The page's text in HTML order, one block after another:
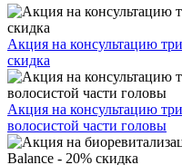
Акция на консультацию
скидка
Акция на консультацию
волосистой части головы